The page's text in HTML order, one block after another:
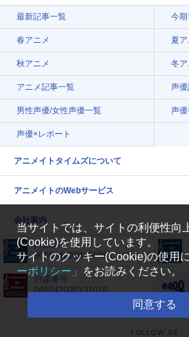
最新記事一覧 今
春アニメ 夏ア
秋アニメ 冬ア
アニメ記事一覧 声
男性声優/女性声優一覧 声
声優×レポート
アニメイトタイムズについて
アニメイトのWebサービス
会社案内
許諾番号
9005542009Y56084
許諾番号
005542005Y31018
FOLLOW US
当サイトでは、サイトの利便性向
(Cookie)を使用しています。
サイトのクッキー(Cookie)の使用
ーポリシー」
をお読みください。
同意する